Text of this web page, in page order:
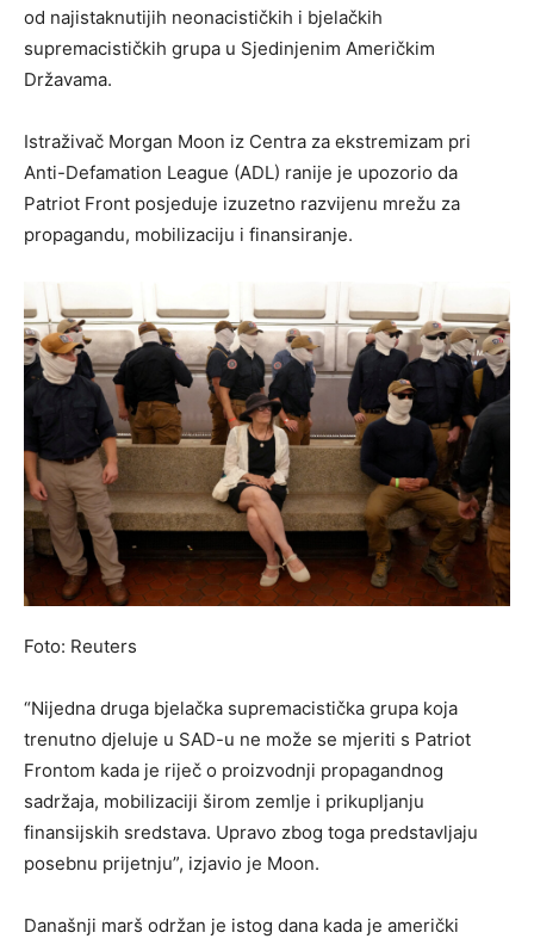
od najistaknutijih neonacističkih i bjelačkih
supremacističkih grupa u Sjedinjenim Američkim
Državama.
Istraživač Morgan Moon iz Centra za ekstremizam pri
Anti-Defamation League (ADL) ranije je upozorio da
Patriot Front posjeduje izuzetno razvijenu mrežu za
propagandu, mobilizaciju i finansiranje.
Foto: Reuters
“Nijedna druga bjelačka supremacistička grupa koja
trenutno djeluje u SAD-u ne može se mjeriti s Patriot
Frontom kada je riječ o proizvodnji propagandnog
sadržaja, mobilizaciji širom zemlje i prikupljanju
finansijskih sredstava. Upravo zbog toga predstavljaju
posebnu prijetnju”, izjavio je Moon.
Današnji marš održan je istog dana kada je američki